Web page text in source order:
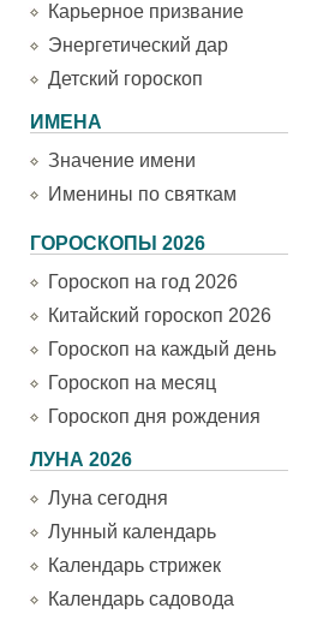
Карьерное призвание
Энергетический дар
Детский гороскоп
ИМЕНА
Значение имени
Именины по святкам
ГОРОСКОПЫ 2026
Гороскоп на год 2026
Китайский гороскоп 2026
Гороскоп на каждый день
Гороскоп на месяц
Гороскоп дня рождения
ЛУНА 2026
Луна сегодня
Лунный календарь
Календарь стрижек
Календарь садовода